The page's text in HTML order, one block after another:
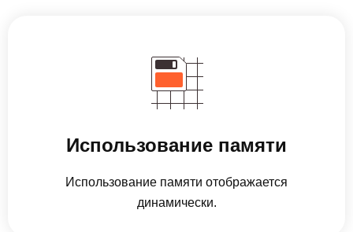
Использование памяти
Использование памяти отображается
динамически.